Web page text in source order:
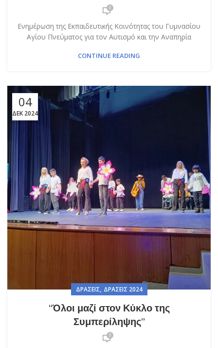
0
Ενημέρωση της Εκπαιδευτικής Κοινότητας του Γυμνασίου
Αγίου Πνεύματος για τον Αυτισμό και την Αναπηρία
CONTINUE READING
04
ΔΕΚ 2024
ΔΡΆΣΕΙΣ, ΔΡΆΣΕΙΣ 2024
“Όλοι μαζί στον Κύκλο της
Συμπερίληψης”
0